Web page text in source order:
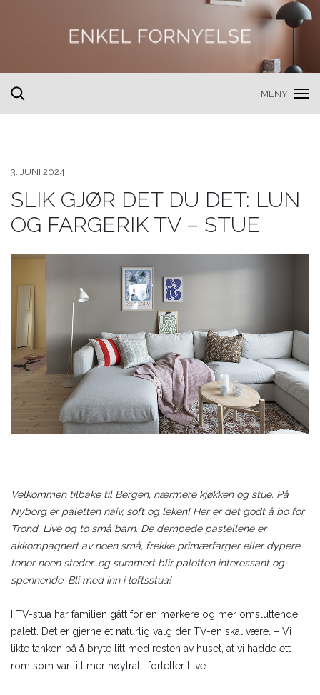
toggle
MENY
3. JUNI 2024
SLIK GJØR DET DU DET: LUN
OG FARGERIK TV – STUE
Velkommen tilbake til Bergen, nærmere kjøkken og stue. På
Nyborg er paletten naiv, soft og leken! Her er det godt å bo for
Trond, Live og to små barn. De dempede pastellene er
akkompagnert av noen små, frekke primærfarger eller dypere
toner noen steder, og summert blir paletten interessant og
spennende. Bli med inn i loftsstua!
I TV-stua har familien gått for en mørkere og mer omsluttende
palett. Det er gjerne et naturlig valg der TV-en skal være. – Vi
likte tanken på å bryte litt med resten av huset, at vi hadde ett
rom som var litt mer nøytralt, forteller Live.